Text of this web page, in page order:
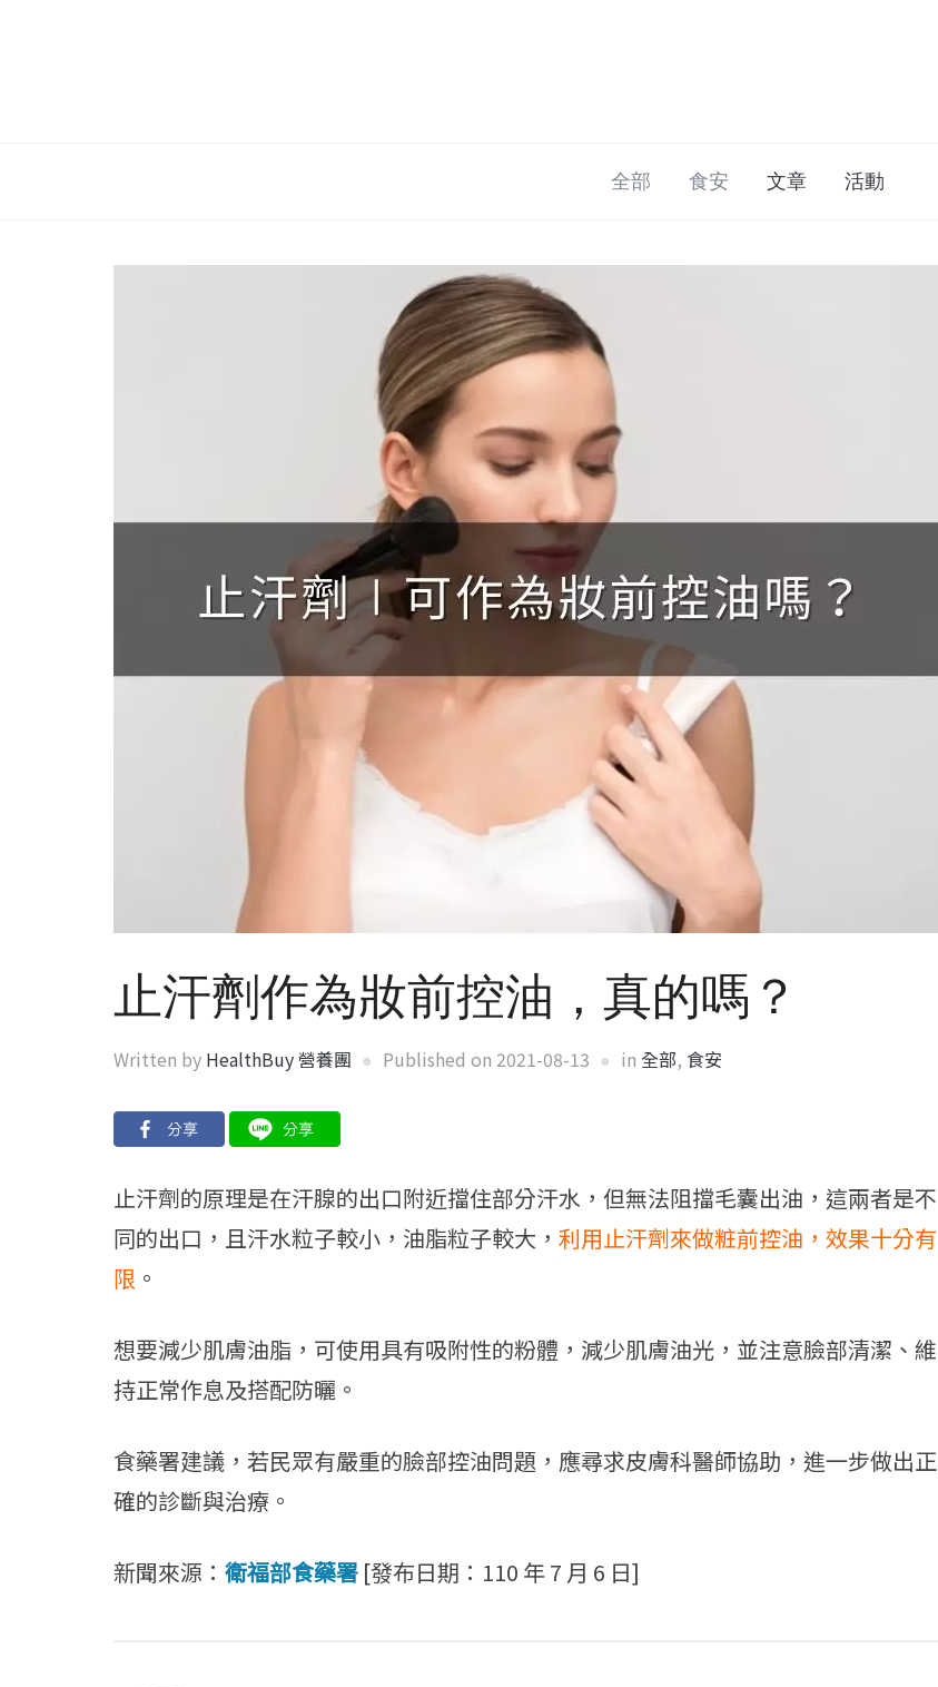
全部 食安 文章 活動
止汗劑作為妝前控油，真的嗎？
Written by HealthBuy 營養團 Published on 2021-08-13 in 全部, 食安
止汗劑的原理是在汗腺的出口附近擋住部分汗水，但無法阻擋毛囊出油，這兩者是不
同的出口，且汗水粒子較小，油脂粒子較大， 利用止汗劑來做粧前控油，效果十分有
限 。
想要減少肌膚油脂，可使用具有吸附性的粉體，減少肌膚油光，並注意臉部清潔、維
持正常作息及搭配防曬。
食藥署建議，若民眾有嚴重的臉部控油問題，應尋求皮膚科醫師協助，進一步做出正
確的診斷與治療。
新聞來源： 衛福部食藥署 [發布日期：110 年 7 月 6 日]